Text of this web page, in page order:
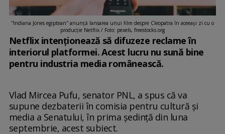
''Indiana Jones egiptean'' anunţă lansarea unui film despre Cleopatra în aceeaşi zi cu o
producţie Netflix / Foto: pexels, freestocks.org
Netflix intenționează să difuzeze reclame în
interiorul platformei. Acest lucru nu sună bine
pentru industria media românească.
Vlad Mircea Pufu, senator PNL, a spus că va
supune dezbaterii în comisia pentru cultură și
media a Senatului, în prima ședință din luna
septembrie, acest subiect.